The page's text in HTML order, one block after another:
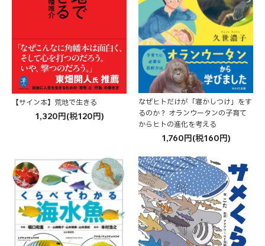
【サイン本】荒地で生きる
1,320円(税120円)
なぜヒトだけが「寝かしつけ」をす
るのか？ オランウータンの子育て
からヒトの進化を考える
1,760円(税160円)